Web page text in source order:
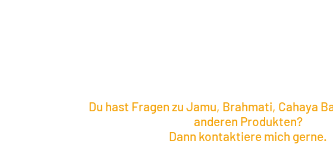
Du hast Fragen zu Jamu, Brahmati, Cahaya
anderen Produkten?
Dann kontaktiere mich gerne.